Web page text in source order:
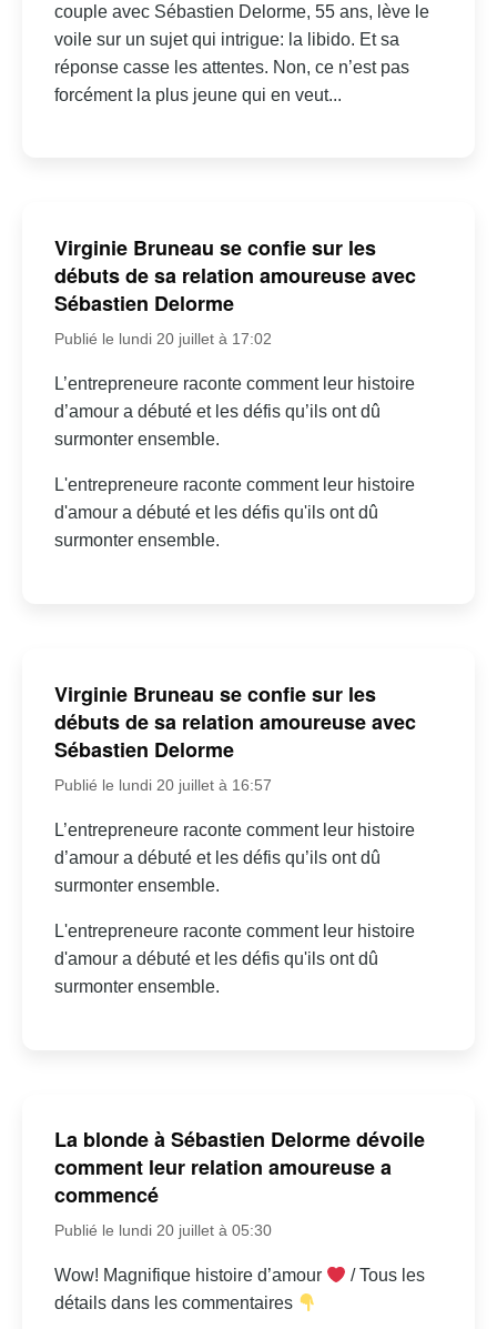
couple avec Sébastien Delorme, 55 ans, lève le
voile sur un sujet qui intrigue: la libido. Et sa
réponse casse les attentes. Non, ce n’est pas
forcément la plus jeune qui en veut...
Virginie Bruneau se confie sur les
débuts de sa relation amoureuse avec
Sébastien Delorme
Publié le lundi 20 juillet à 17:02
L’entrepreneure raconte comment leur histoire
d’amour a débuté et les défis qu’ils ont dû
surmonter ensemble.
L'entrepreneure raconte comment leur histoire
d'amour a débuté et les défis qu'ils ont dû
surmonter ensemble.
Virginie Bruneau se confie sur les
débuts de sa relation amoureuse avec
Sébastien Delorme
Publié le lundi 20 juillet à 16:57
L’entrepreneure raconte comment leur histoire
d’amour a débuté et les défis qu’ils ont dû
surmonter ensemble.
L'entrepreneure raconte comment leur histoire
d'amour a débuté et les défis qu'ils ont dû
surmonter ensemble.
La blonde à Sébastien Delorme dévoile
comment leur relation amoureuse a
commencé
Publié le lundi 20 juillet à 05:30
Wow! Magnifique histoire d’amour
/ Tous les
détails dans les commentaires